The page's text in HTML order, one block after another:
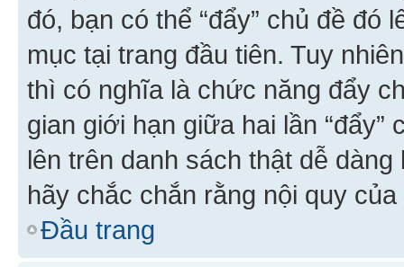
đó, bạn có thể “đẩy” chủ đề đó
mục tại trang đầu tiên. Tuy
thì có nghĩa là chức năng đẩy
gian giới hạn giữa hai lần “đẩy”
lên trên danh sách thật dễ
hãy chắc chắn rằng nội quy
Đầu trang